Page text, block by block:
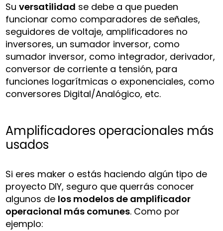
Suversatilidad se debe a que pueden
funcionar como comparadores de señales,
seguidores de voltaje, amplificadores no
inversores, un sumador inversor, como
sumador inversor, como integrador, derivador,
conversor de corriente a tensión, para
funciones logarítmicas o exponenciales, como
conversores Digital/Analógico, etc.
Amplificadores operacionales más
usados
Si eres maker o estás haciendo algún tipo de
proyecto DIY, seguro que querrás conocer
algunos de los modelos de amplificador
operacional más comunes. Como por
ejemplo: